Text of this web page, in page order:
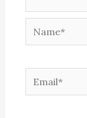
Name*
Email*